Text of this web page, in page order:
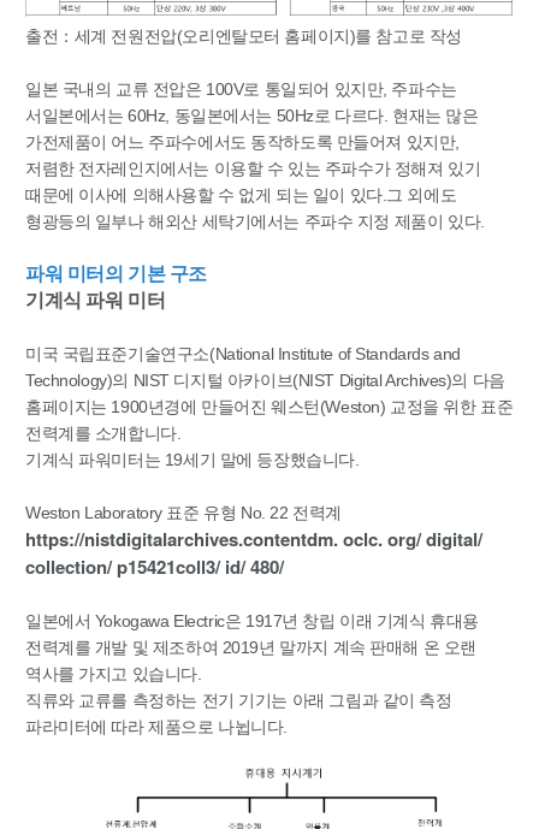
출전：세계 전원전압(오리엔탈모터 홈페이지)를 참고로 작성
일본 국내의 교류 전압은 100V로 통일되어 있지만, 주파수는
서일본에서는 60Hz, 동일본에서는 50Hz로 다르다. 현재는 많은
가전제품이 어느 주파수에서도 동작하도록 만들어져 있지만,
저렴한 전자레인지에서는 이용할 수 있는 주파수가 정해져 있기
때문에 이사에 의해사용할 수 없게 되는 일이 있다.그 외에도
형광등의 일부나 해외산 세탁기에서는 주파수 지정 제품이 있다.
파워 미터의 기본 구조
기계식 파워 미터
미국 국립표준기술연구소(National Institute of Standards and
Technology)의 NIST 디지털 아카이브(NIST Digital Archives)의 다음
홈페이지는 1900년경에 만들어진 웨스턴(Weston) 교정을 위한 표준
전력계를 소개합니다.
기계식 파워미터는 19세기 말에 등장했습니다.
Weston Laboratory 표준 유형 No. 22 전력계
https://nistdigitalarchives.contentdm. oclc. org/ digital/
collection/ p15421coll3/ id/ 480/
일본에서 Yokogawa Electric은 1917년 창립 이래 기계식 휴대용
전력계를 개발 및 제조하여 2019년 말까지 계속 판매해 온 오랜
역사를 가지고 있습니다.
직류와 교류를 측정하는 전기 기기는 아래 그림과 같이 측정
파라미터에 따라 제품으로 나뉩니다.